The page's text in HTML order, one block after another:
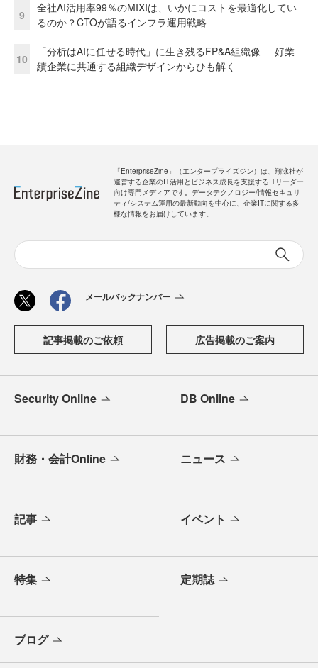
9
全社AI活用率99％のMIXIは、いかにコストを最適化してい
るのか？CTOが語るインフラ運用戦略
10
「分析はAIに任せる時代」に生き残るFP&A組織像──好業
績企業に共通する組織デザインからひも解く
「EnterpriseZine」（エンタープライズジン）は、翔泳社が
運営する企業のIT活用とビジネス成長を支援するITリーダー
向け専門メディアです。データテクノロジー/情報セキュリ
ティ/システム運用の最新動向を中心に、企業ITに関する多
様な情報をお届けしています。
メールバックナンバー
記事掲載のご依頼 広告掲載のご案内
Security Online DB Online
財務・会計Online ニュース
記事 イベント
特集 定期誌
ブログ